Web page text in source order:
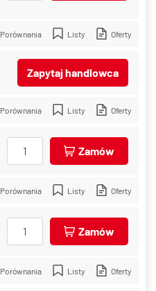
Porównania Listy Oferty
Zapytaj handlowca
Porównania Listy Oferty
Zamów
Porównania Listy Oferty
Zamów
Porównania Listy Oferty